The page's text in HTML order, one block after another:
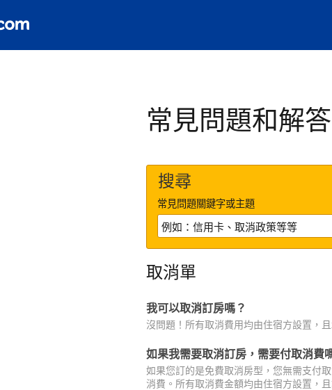
常見問題和解答
搜尋
常見問題關鍵字或主題
取消單
我可以取消訂房嗎？
沒問題！所有取消費用均由住宿方設置，
如果我需要取消訂房，需要付取消費
如果您訂的是免費取消房型，您無需支付
消費。所有取消費金額均由住宿方設置，